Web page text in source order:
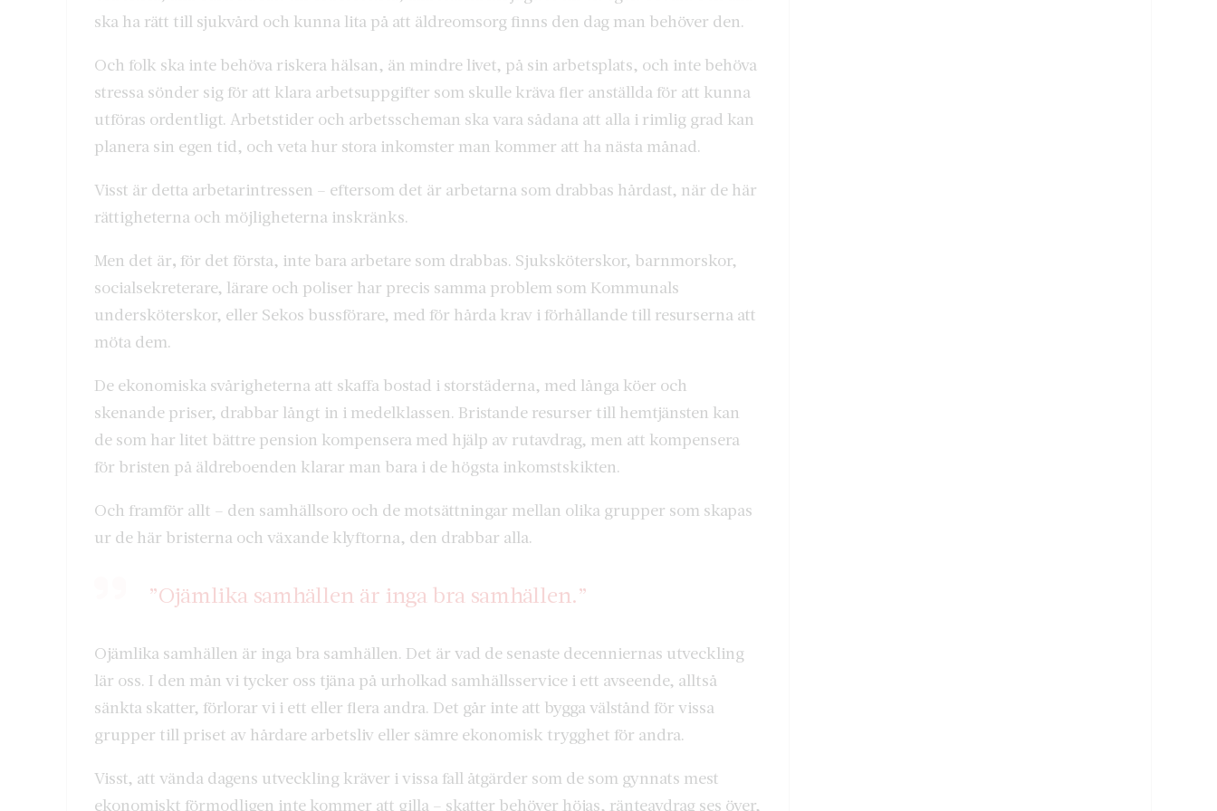
ska ha rätt till sjukvård och kunna lita på att äldreomsorg finns den dag man behöver den.
Och folk ska inte behöva riskera hälsan, än mindre livet, på sin arbetsplats, och inte behöva
stressa sönder sig för att klara arbetsuppgifter som skulle kräva fler anställda för att kunna
utföras ordentligt. Arbetstider och arbetsscheman ska vara sådana att alla i rimlig grad kan
planera sin egen tid, och veta hur stora inkomster man kommer att ha nästa månad.
Visst är detta arbetarintressen – eftersom det är arbetarna som drabbas hårdast, när de här
rättigheterna och möjligheterna inskränks.
Men det är, för det första, inte bara arbetare som drabbas. Sjuksköterskor, barnmorskor,
socialsekreterare, lärare och poliser har precis samma problem som Kommunals
undersköterskor, eller Sekos bussförare, med för hårda krav i förhållande till resurserna att
möta dem.
De ekonomiska svårigheterna att skaffa bostad i storstäderna, med långa köer och
skenande priser, drabbar långt in i medelklassen. Bristande resurser till hemtjänsten kan
de som har litet bättre pension kompensera med hjälp av rutavdrag, men att kompensera
för bristen på äldreboenden klarar man bara i de högsta inkomstskikten.
Och framför allt – den samhällsoro och de motsättningar mellan olika grupper som skapas
ur de här bristerna och växande klyftorna, den drabbar alla.
”Ojämlika samhällen är inga bra samhällen.”
Ojämlika samhällen är inga bra samhällen. Det är vad de senaste decenniernas utveckling
lär oss. I den mån vi tycker oss tjäna på urholkad samhällsservice i ett avseende, alltså
sänkta skatter, förlorar vi i ett eller flera andra. Det går inte att bygga välstånd för vissa
grupper till priset av hårdare arbetsliv eller sämre ekonomisk trygghet för andra.
Visst, att vända dagens utveckling kräver i vissa fall åtgärder som de som gynnats mest
ekonomiskt förmodligen inte kommer att gilla – skatter behöver höjas, ränteavdrag ses över,